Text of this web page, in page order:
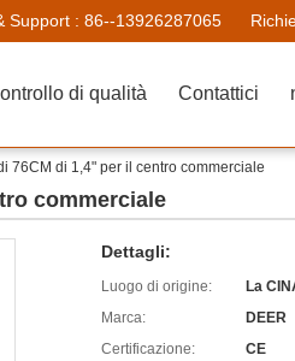
Support : 86--13926287065
di qualità Contattici
76CM di 1,4" per il centro commerciale
commerciale
Dettagli:
Luogo di origine:
La
Marca:
DEER
Certificazione:
CE